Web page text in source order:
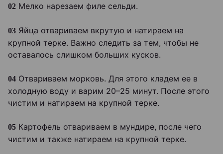
02 Мелко нарезаем филе сельди.
03 Яйца отвариваем вкрутую и натираем на
крупной терке. Важно следить за тем, чтобы не
оставалось слишком больших кусков.
04 Отвариваем морковь. Для этого кладем ее в
холодную воду и варим 20–25 минут. После этого
чистим и натираем на крупной терке.
05 Картофель отвариваем в мундире, после чего
чистим и также натираем на крупной терке.